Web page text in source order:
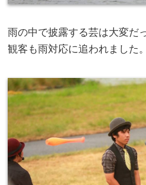
雨の中で披露する芸は大変だ
観客も雨対応に追われました。